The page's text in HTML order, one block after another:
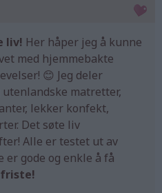
liv! Her håper jeg å kunne
med hjemmebakte
😊 Jeg deler
matretter,
lekker konfekt,
Det søte liv
Alle er testet ut av
er gode og enkle å få
friste!